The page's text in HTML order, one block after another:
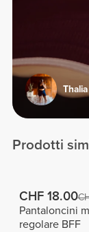
Prodotti
CHF 18.00
Pantaloncini
regolare BFF